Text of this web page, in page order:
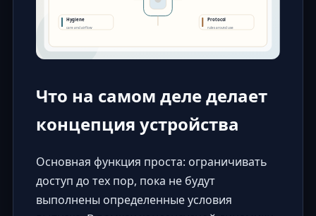
Что на самом деле делает
концепция устройства
Основная функция проста: ограничивать
доступ до тех пор, пока не будут
выполнены определенные условия